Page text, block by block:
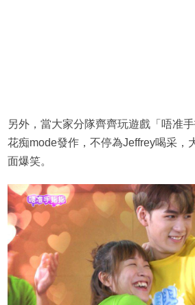
另外，當大家分隊齊齊玩遊戲「唔准
花痴mode發作，不停為Jeffrey喝采，
面爆笑。